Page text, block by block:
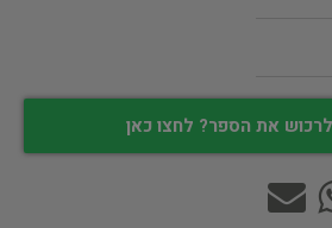
לרכוש את הספר? לחצו כאן